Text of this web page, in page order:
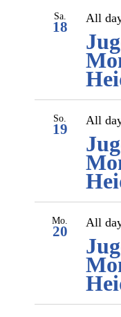
Sa.
18
All
So.
19
All
Mo.
20
All